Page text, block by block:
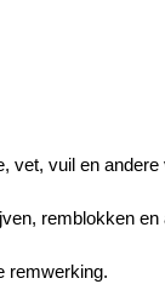
vet, vuil en
remblokken
remwerking.